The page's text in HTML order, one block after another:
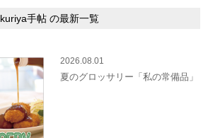
kuriya手帖 の最新一覧
2026.08.01
夏のグロッサリー「私の常備品」